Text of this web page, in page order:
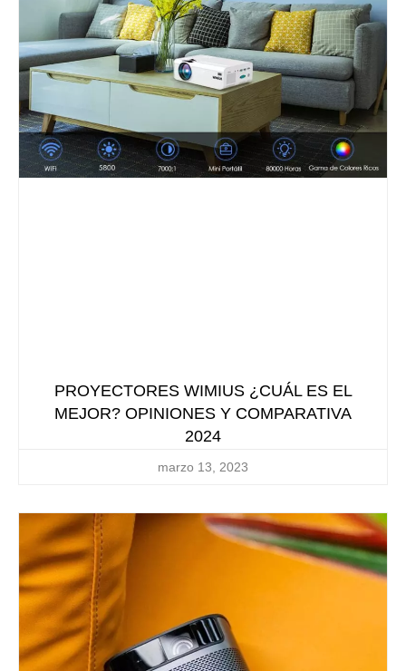
PROYECTORES WIMIUS ¿CUÁL ES EL
MEJOR? OPINIONES Y COMPARATIVA
2024
marzo 13, 2023